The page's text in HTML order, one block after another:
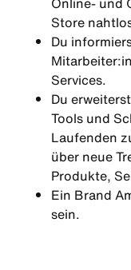
Store
Du
Services.
Du
Tools und
Laufenden
über neue
Produkte,
Ein Brand
sein.